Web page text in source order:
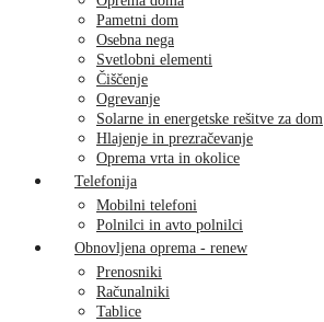
Pametni dom
Osebna nega
Svetlobni elementi
Čiščenje
Ogrevanje
Solarne in energetske rešitve za dom
Hlajenje in prezračevanje
Oprema vrta in okolice
Telefonija
Mobilni telefoni
Polnilci in avto polnilci
Obnovljena oprema - renew
Prenosniki
Računalniki
Tablice